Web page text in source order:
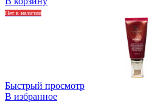
Нет в наличии
Быстрый просмотр
В избранное